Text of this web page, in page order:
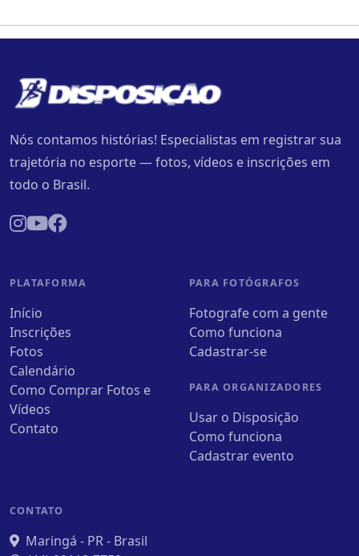
Nós contamos histórias! Especialistas em registrar sua
trajetória no esporte — fotos, vídeos e inscrições em
todo o Brasil.
PLATAFORMA
Início
Inscrições
Fotos
Calendário
Como Comprar Fotos e
Vídeos
Contato
PARA FOTÓGRAFOS
Fotografe com a gente
Como funciona
Cadastrar-se
PARA ORGANIZADORES
Usar o Disposição
Como funciona
Cadastrar evento
CONTATO
Maringá - PR - Brasil